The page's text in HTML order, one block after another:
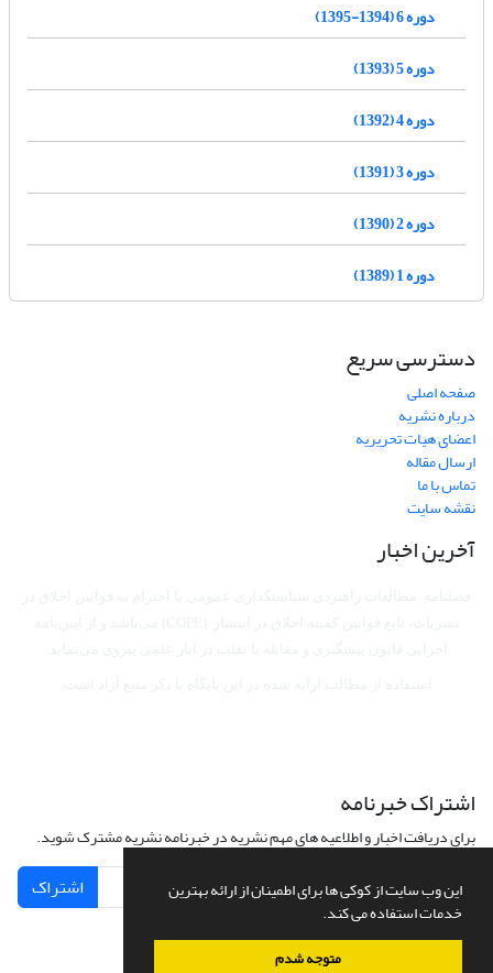
این وب سایت از کوکی ها برای اطمینان از ارائه بهترین
خدمات استفاده می کند.
متوجه شدم
دوره 6 (1394-1395)
دوره 5 (1393)
دوره 4 (1392)
دوره 3 (1391)
دوره 2 (1390)
دوره 1 (1389)
دسترسی سریع
صفحه اصلی
درباره نشریه
اعضای هیات تحریریه
ارسال مقاله
تماس با ما
نقشه سایت
آخرین اخبار
اشتراک خبرنامه
برای دریافت اخبار و اطلاعیه های مهم نشریه در خبرنامه نشریه مشترک شوید.
اشتراک